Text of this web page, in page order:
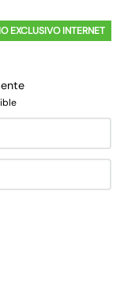
EXCLUSIVO INTERNET